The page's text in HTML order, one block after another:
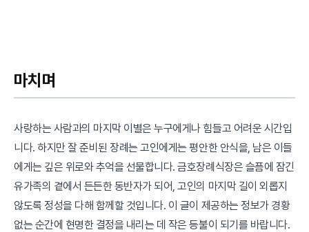
마치며
사랑하는 사람과의 마지막 이별은 누구에게나 힘들고 어려운 시간입
니다. 하지만 잘 준비된 장례는 고인에게는 평안한 안식을, 남은 이들
에게는 깊은 위로와 추억을 선물합니다. 금호장례식장은 슬픔에 잠긴
유가족의 곁에서 든든한 동반자가 되어, 고인의 마지막 길이 외롭지
않도록 정성을 다해 함께할 것입니다. 이 글이 제공하는 정보가 경황
없는 순간에 현명한 결정을 내리는 데 작은 등불이 되기를 바랍니다.